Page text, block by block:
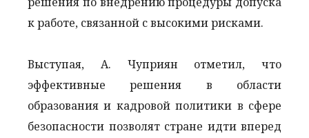
к работе, связанной с высокими рисками.
Выступая, А. Чуприян отметил, что
эффективные решения в области
образования и кадровой политики в сфере
безопасности позволят стране идти вперед